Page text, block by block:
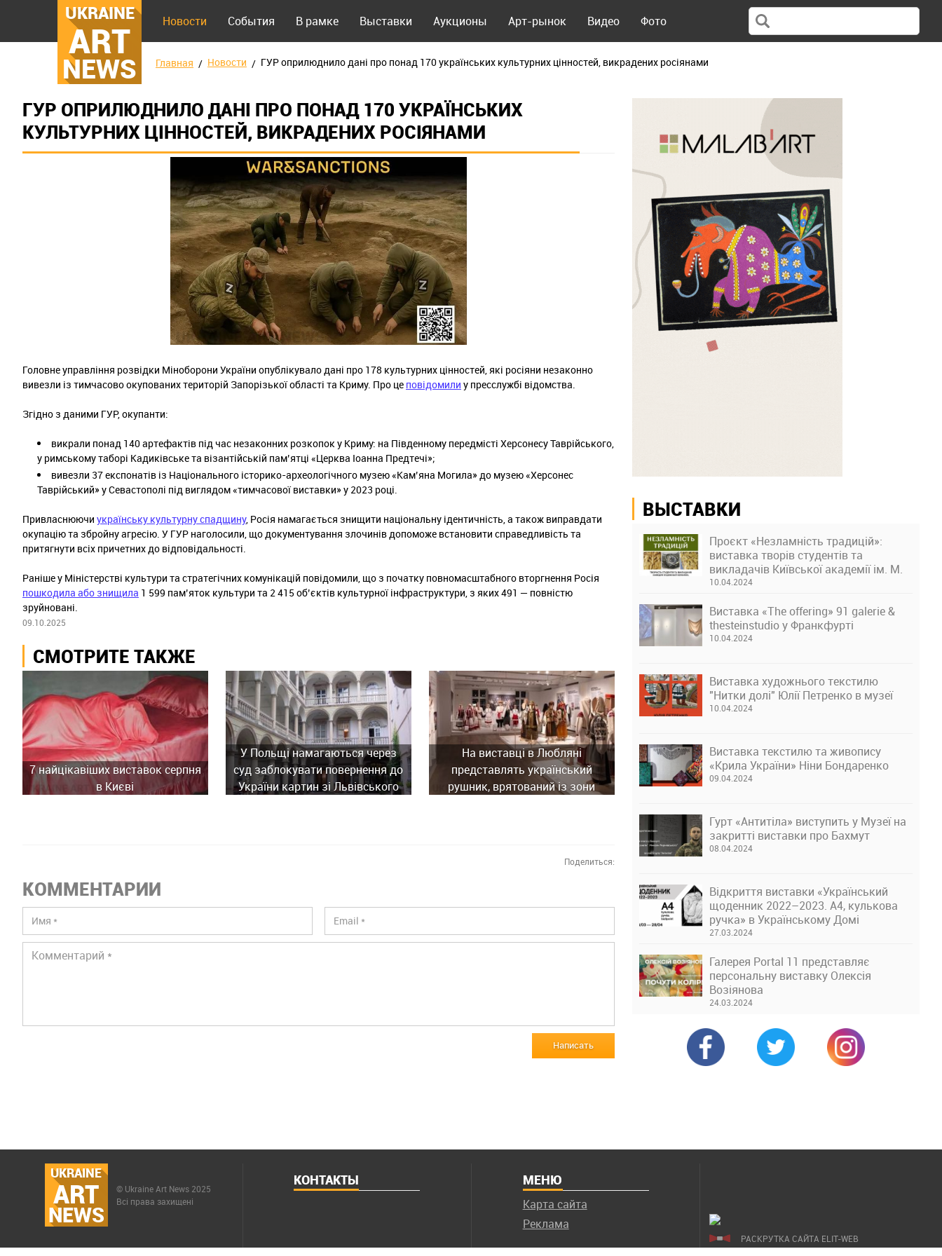
UKRAINE
ART
NEWS
Новости События В рамке Выставки Аукционы Арт-рынок Видео Фото
Главная Новости ГУР оприлюднило дані про понад 170 українських культурних цінностей, викрадених росіянами
ГУР ОПРИЛЮДНИЛО ДАНІ ПРО ПОНАД 170 УКРАЇНСЬКИХ
КУЛЬТУРНИХ ЦІННОСТЕЙ, ВИКРАДЕНИХ РОСІЯНАМИ
Головне управління розвідки Міноборони України опублікувало дані про 178 культурних цінностей, які росіяни незаконно
вивезли із тимчасово окупованих територій Запорізької області та Криму. Про це повідомили у пресслужбі відомства.
Згідно з даними ГУР, окупанти:
викрали понад 140 артефактів під час незаконних розкопок у Криму: на Південному передмісті Херсонесу Таврійського,
у римському таборі Кадиківське та візантійській пам’ятці «Церква Іоанна Предтечі»;
вивезли 37 експонатів із Національного історико-археологічного музею «Кам’яна Могила» до музею «Херсонес
Таврійський» у Севастополі під виглядом «тимчасової виставки» у 2023 році.
Привласнюючи українську культурну спадщину, Росія намагається знищити національну ідентичність, а також виправдати
окупацію та збройну агресію. У ГУР наголосили, що документування злочинів допоможе встановити справедливість та
притягнути всіх причетних до відповідальності.
Раніше у Міністерстві культури та стратегічних комунікацій повідомили, що з початку повномасштабного вторгнення Росія
пошкодила або знищила 1 599 пам’яток культури та 2 415 об’єктів культурної інфраструктури, з яких 491 — повністю
зруйновані.
09.10.2025
СМОТРИТЕ ТАКЖЕ
7 найцікавіших виставок серпня
в Києві
У Польщі намагаються через
суд заблокувати повернення до
України картин зі Львівського
На виставці в Любляні
представлять український
рушник, врятований із зони
Поделиться:
КОММЕНТАРИИ
Написать
ВЫСТАВКИ
Проєкт «Незламність традицій»:
виставка творів студентів та
викладачів Київської академії ім. М.
Бойчука
10.04.2024
Виставка «The offering» 91 galerie &
thesteinstudio у Франкфурті
10.04.2024
Виставка художнього текстилю
"Нитки долі" Юлії Петренко в музеї
10.04.2024
Виставка текстилю та живопису
«Крила України» Ніни Бондаренко
09.04.2024
Гурт «Антитіла» виступить у Музеї на
закритті виставки про Бахмут
08.04.2024
Відкриття виставки «Український
щоденник 2022–2023. А4, кулькова
ручка» в Українському Домі
27.03.2024
Галерея Portal 11 представляє
персональну виставку Олексія
Возіянова
24.03.2024
UKRAINE
ART
NEWS
© Ukraine Art News 2025
Всі права захищені
КОНТАКТЫ МЕНЮ
Карта сайта
Реклама
РАСКРУТКА САЙТА ELIT-WEB